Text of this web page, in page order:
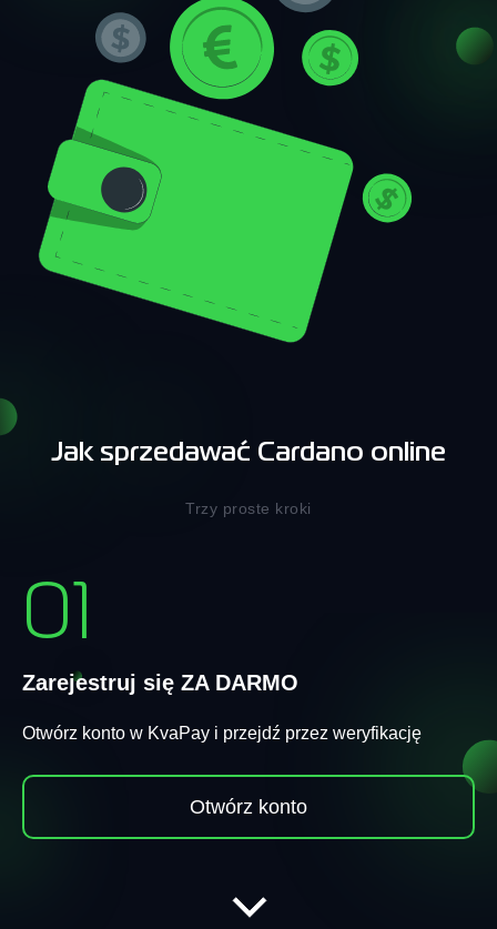
Jak sprzedawać Cardano online
Trzy proste kroki
01
Zarejestruj się ZA DARMO
Otwórz konto w KvaPay i przejdź przez weryfikację
Otwórz konto